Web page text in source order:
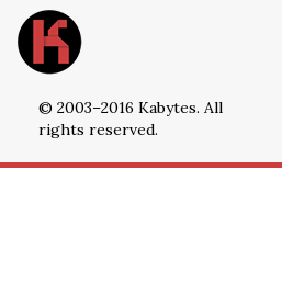
© 2003–2016 Kabytes. All
rights reserved.